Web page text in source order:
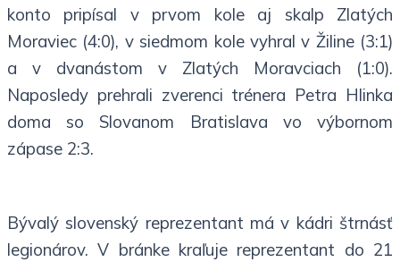
konto pripísal v prvom kole aj skalp Zlatých
Moraviec (4:0), v siedmom kole vyhral v Žiline (3:1)
a v dvanástom v Zlatých Moravciach (1:0).
Naposledy prehrali zverenci trénera Petra Hlinka
doma so Slovanom Bratislava vo výbornom
zápase 2:3.
Bývalý slovenský reprezentant má v kádri štrnásť
legionárov. V bránke kraľuje reprezentant do 21